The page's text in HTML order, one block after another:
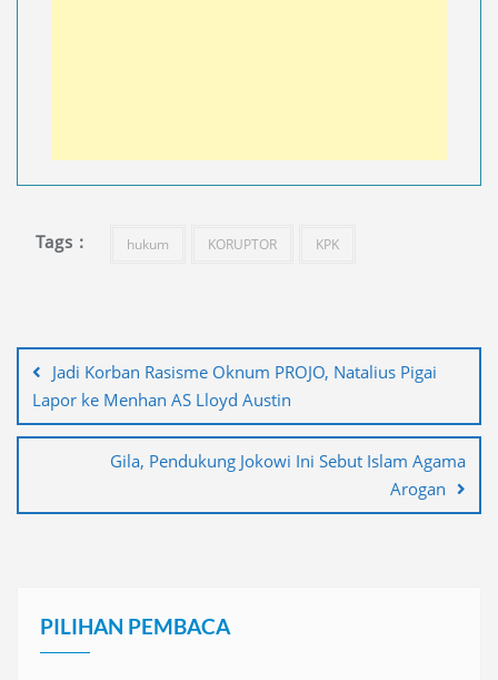
Tags : hukum KORUPTOR KPK
posJadi Korban Rasisme Oknum PROJO, Natalius Pigai
Lapor ke Menhan AS Lloyd Austin
Gila, Pendukung Jokowi Ini Sebut Islam Agama
Arogan
PILIHAN PEMBACA